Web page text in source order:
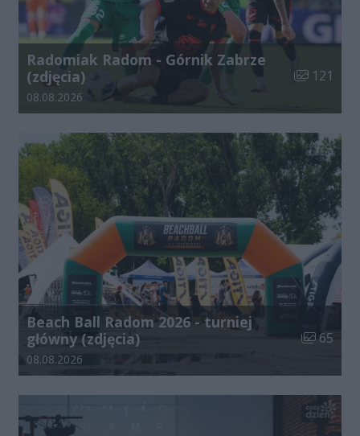
Radomiak Radom - Górnik Zabrze
(zdjęcia)
Liczba
121
Data dodania galerii:
08.08.2026
Beach Ball Radom 2026 - turniej
główny (zdjęcia)
Liczba
65
Data dodania galerii:
08.08.2026